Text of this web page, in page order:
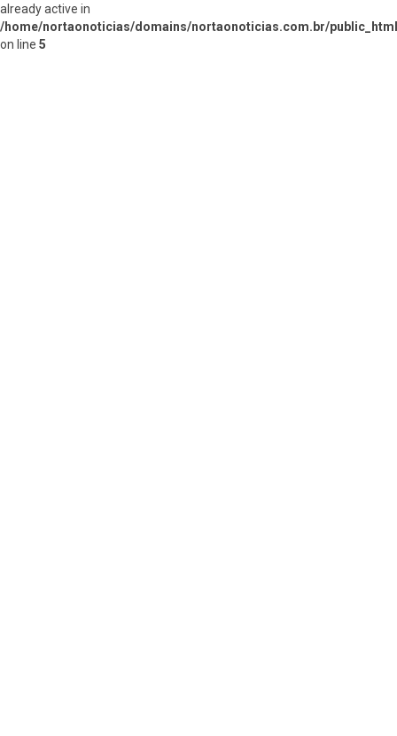
already active in
/home/nortaonoticias/domains/nortaonoticias.com.br/
on line 5